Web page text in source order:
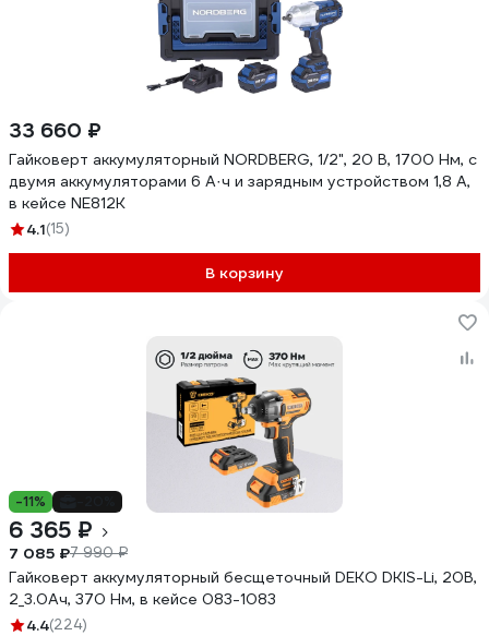
33 660 ₽
Гайковерт аккумуляторный NORDBERG, 1/2", 20 В, 1700 Нм, с
двумя аккумуляторами 6 А·ч и зарядным устройством 1,8 А,
в кейсе NE812K
4.1(15)
В корзину
-11%
6 365 ₽
7 085 ₽7 990 ₽
Гайковерт аккумуляторный бесщеточный DEKO DKIS-Li, 20В,
2_3.0Ач, 370 Нм, в кейсе 083-1083
4.4(224)